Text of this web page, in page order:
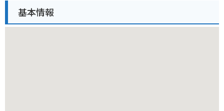
奥之院までは、中腹にある駐車場から徒歩で約1時間。険しい
基本情報